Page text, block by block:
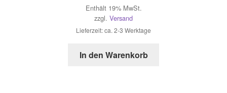
Enthält 19% MwSt.
zzgl. Versand
Lieferzeit: ca. 2-3 Werktage
In den Warenkorb